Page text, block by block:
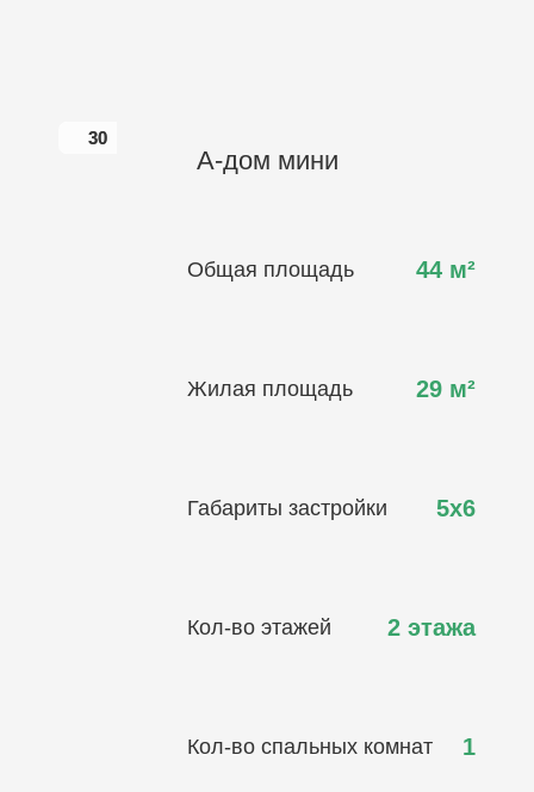
30
30
А-дом мини
Общая площадь 44 м²
Жилая площадь 29 м²
Габариты застройки 5х6
Кол-во этажей 2 этажа
Кол-во спальных комнат 1